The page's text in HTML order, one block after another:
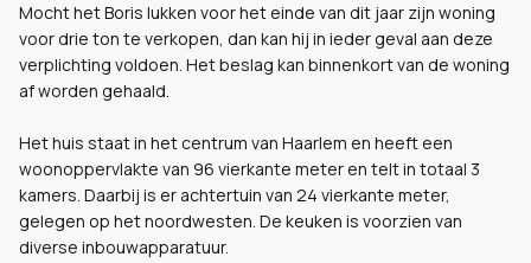
Mocht het Boris lukken voor het einde van dit jaar zijn woning
voor drie ton te verkopen, dan kan hij in ieder geval aan deze
verplichting voldoen. Het beslag kan binnenkort van de woning
af worden gehaald.
Het huis staat in het centrum van Haarlem en heeft een
woonoppervlakte van 96 vierkante meter en telt in totaal 3
kamers. Daarbij is er achtertuin van 24 vierkante meter,
gelegen op het noordwesten. De keuken is voorzien van
diverse inbouwapparatuur.